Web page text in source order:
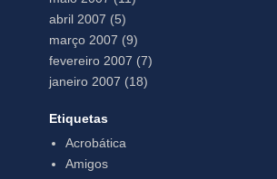
abril 2007 (5)
março 2007 (9)
fevereiro 2007 (7)
janeiro 2007 (18)
Etiquetas
Acrobática
Amigos